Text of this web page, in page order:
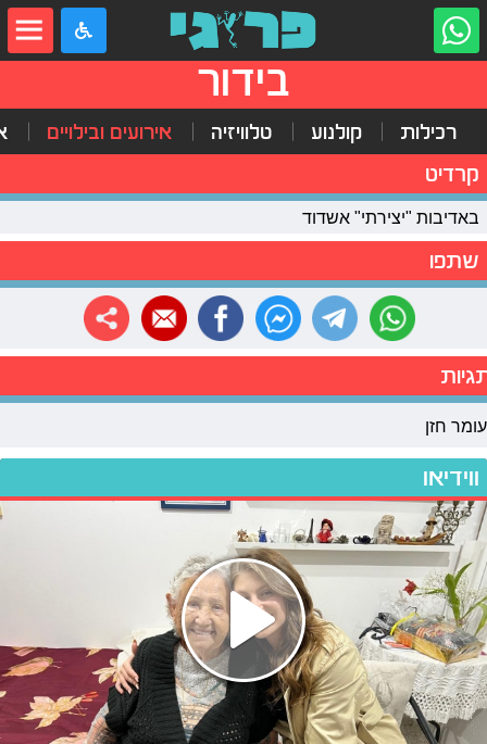
בידור
רכילות קולנוע טלוויזיה אירועים ובילויים
קרדיט
באדיבות "יצירתי" אשדוד
שתפו
עומר חזן
ווידיאו